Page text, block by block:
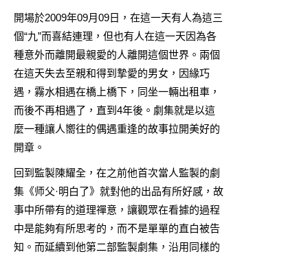
開場於2009年09月09日，在這一天有人為這三
個“九”而喜結連理，但也有人在這一天因為各
種意外而離開最親愛的人離開這個世界。兩個
在這天失去至親和得到摯愛的男女，因緣巧
遇，霧水相遇在橋上橋下，同坐一輛出租車，
而後不再相遇了，直到4年後。劇集就是以這
麼一種讓人嚮往的偶遇重逢的故事拉開美好的
開章。
回到監製陳耀全，在之前他首次當人監製的劇
集《师父·明白了》就對他的出品有所好感，故
事中所帶有的道理禪意，讓觀眾在看據的過程
中是能夠有所思考的，而不是單單的直白被告
知。而延續到他第二部監製劇集，沿用同樣的